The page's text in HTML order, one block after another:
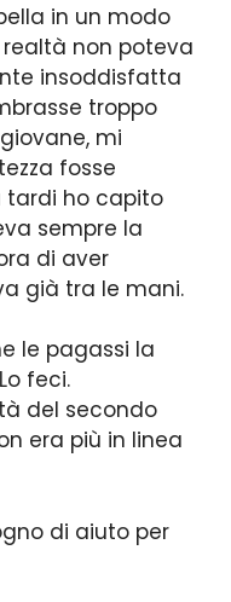
in un modo
non poteva
insoddisfatta
troppo
mi
fosse
tardi ho capito
sempre la
di aver
già tra le mani.
le pagassi la
feci.
del secondo
era più in linea
di aiuto per